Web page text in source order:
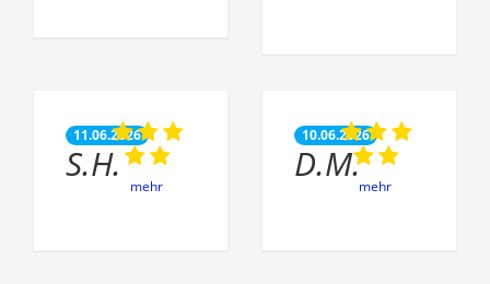
11.06.2026
S.H.
mehr
10.06.2026
D.M.
mehr